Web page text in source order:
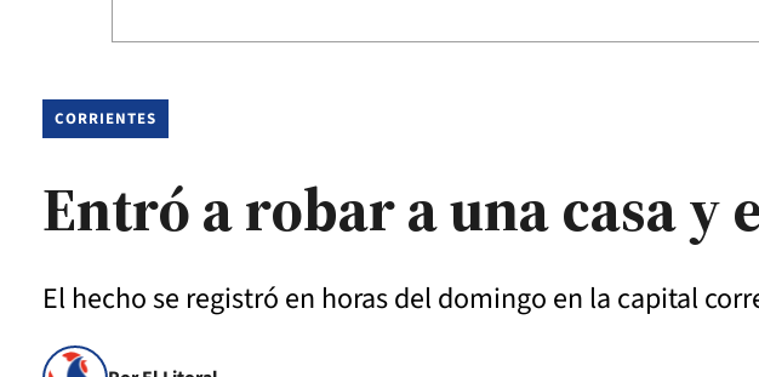
CORRIENTES
Entró a robar a una casa
El hecho se registró en horas del domingo en la capital